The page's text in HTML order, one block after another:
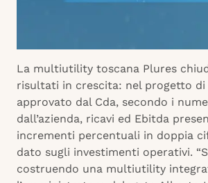
La multiutility toscana Plures
risultati in crescita: nel progetto di
approvato dal Cda, secondo i
dall’azienda, ricavi ed Ebitda
incrementi percentuali in doppia
dato sugli investimenti operativi.
costruendo una multiutility